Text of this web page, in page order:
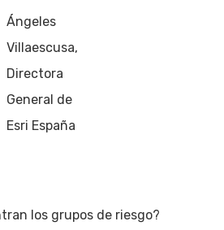
Ángeles
Villaescusa,
Directora
General de
Esri España
los grupos de riesgo?